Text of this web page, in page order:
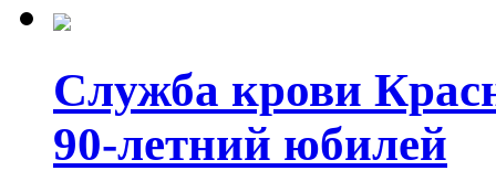
Служба крови
90-летний юбилей